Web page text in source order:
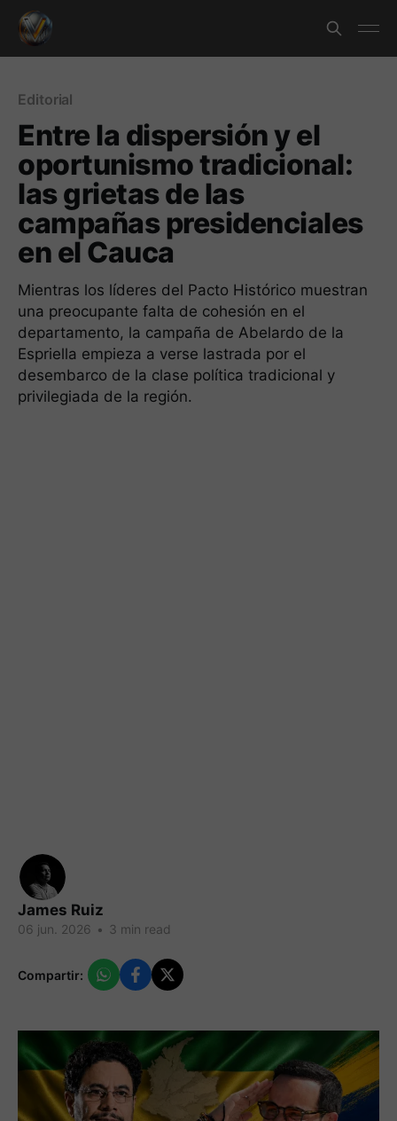
Editorial
Entre la dispersión y el
oportunismo tradicional:
las grietas de las
campañas presidenciales
en el Cauca
Mientras los líderes del Pacto Histórico muestran
una preocupante falta de cohesión en el
departamento, la campaña de Abelardo de la
Espriella empieza a verse lastrada por el
desembarco de la clase política tradicional y
privilegiada de la región.
James Ruiz
06 jun. 2026 • 3 min read
Compartir: